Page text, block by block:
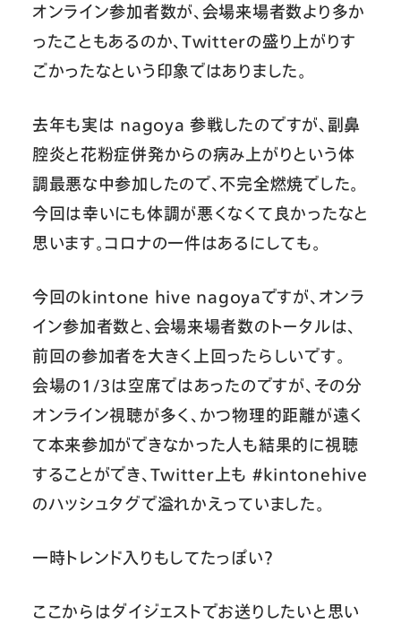
オンライン参加者数が、会場来場者数より多か
ったこともあるのか、Twitterの盛り上がりす
ごかったなという印象ではありました。
去年も実は nagoya 参戦したのですが、副鼻
腔炎と花粉症併発からの病み上がりという体
調最悪な中参加したので、不完全燃焼でした。
今回は幸いにも体調が悪くなくて良かったなと
思います。コロナの一件はあるにしても。
今回のkintone hive nagoyaですが、オンラ
イン参加者数と、会場来場者数のトータルは、
前回の参加者を大きく上回ったらしいです。
会場の1/3は空席ではあったのですが、その分
オンライン視聴が多く、かつ物理的距離が遠く
て本来参加ができなかった人も結果的に視聴
することができ、Twitter上も #kintonehive
のハッシュタグで溢れかえっていました。
一時トレンド入りもしてたっぽい？
ここからはダイジェストでお送りしたいと思い